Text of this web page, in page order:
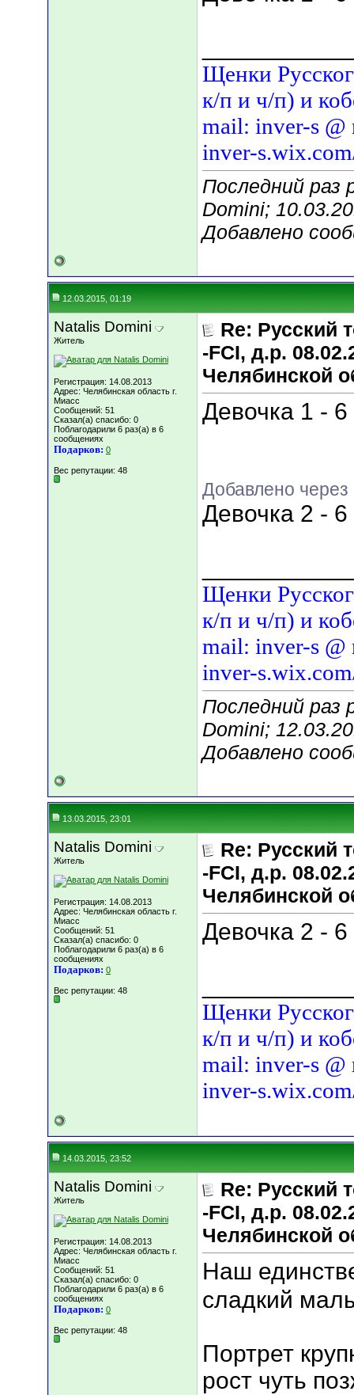
Щенки
к/п и ч/п) и
mail: inver-s @
inver-
Последний раз
Domini;
Добавлено
12.03.2015, 01:19
Natalis Domini
Житель
Регистрация: 14.08.2013
Адрес: Челябинская область г.
Миасс
Сообщений: 51
Сказал(а) спасибо: 0
Поблагодарили 6 раз(а) в 6
сообщениях
Подарков: 0
Вес репутации: 48
Re: Русский
-FCI, д.р.
Челябинской
Девочка 1 -
Добавлено
Девочка 2 -
Щенки
к/п и ч/п) и
mail: inver-s @
inver-
Последний раз
Domini;
Добавлено
13.03.2015, 23:01
Natalis Domini
Житель
Регистрация: 14.08.2013
Адрес: Челябинская область г.
Миасс
Сообщений: 51
Сказал(а) спасибо: 0
Поблагодарили 6 раз(а) в 6
сообщениях
Подарков: 0
Вес репутации: 48
Re: Русский
-FCI, д.р.
Челябинской
Девочка 2 -
Щенки
к/п и ч/п) и
mail: inver-s @
inver-
14.03.2015, 23:52
Natalis Domini
Житель
Регистрация: 14.08.2013
Адрес: Челябинская область г.
Миасс
Сообщений: 51
Сказал(а) спасибо: 0
Поблагодарили 6 раз(а) в 6
сообщениях
Подарков: 0
Вес репутации: 48
Re: Русский
-FCI, д.р.
Челябинской
Наш
сладкий
Портрет
рост чуть